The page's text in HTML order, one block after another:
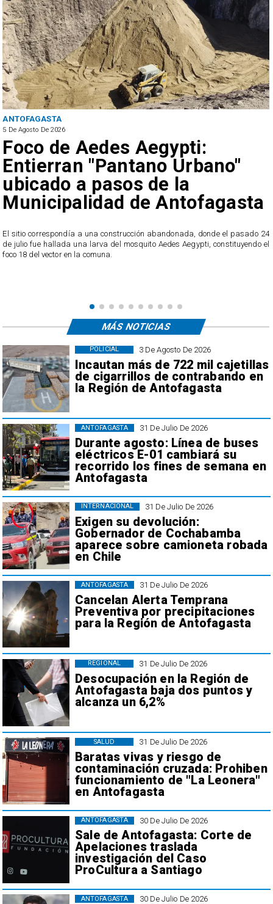
ANTOFAGASTA
5 De Agosto De 2026
Foco de Aedes Aegypti:
Entierran "Pantano Urbano"
ubicado a pasos de la
Municipalidad de Antofagasta
El sitio correspondía a una construcción abandonada, donde el pasado 24
de julio fue hallada una larva del mosquito Aedes Aegypti, constituyendo el
foco 18 del vector en la comuna.
3 De Agosto De 2026
Incautan más de 722 mil cajetillas
de cigarrillos de contrabando en
la Región de Antofagasta
POLICIAL
31 De Julio De 2026
Durante agosto: Línea de buses
eléctricos E-01 cambiará su
recorrido los fines de semana en
Antofagasta
ANTOFAGASTA
31 De Julio De 2026
Exigen su devolución:
Gobernador de Cochabamba
aparece sobre camioneta robada
en Chile
INTERNACIONAL
31 De Julio De 2026
Cancelan Alerta Temprana
Preventiva por precipitaciones
para la Región de Antofagasta
ANTOFAGASTA
31 De Julio De 2026
Desocupación en la Región de
Antofagasta baja dos puntos y
alcanza un 6,2%
REGIONAL
31 De Julio De 2026
Baratas vivas y riesgo de
contaminación cruzada: Prohiben
funcionamiento de "La Leonera"
en Antofagasta
SALUD
30 De Julio De 2026
Sale de Antofagasta: Corte de
Apelaciones traslada
investigación del Caso
ProCultura a Santiago
ANTOFAGASTA
30 De Julio De 2026
ANTOFAGASTA
MÁS NOTICIAS